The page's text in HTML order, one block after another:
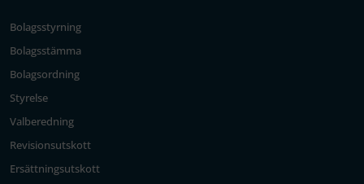
Bolagsstyrning
Bolagsstämma
Bolagsordning
Styrelse
Valberedning
Revisionsutskott
Ersättningsutskott